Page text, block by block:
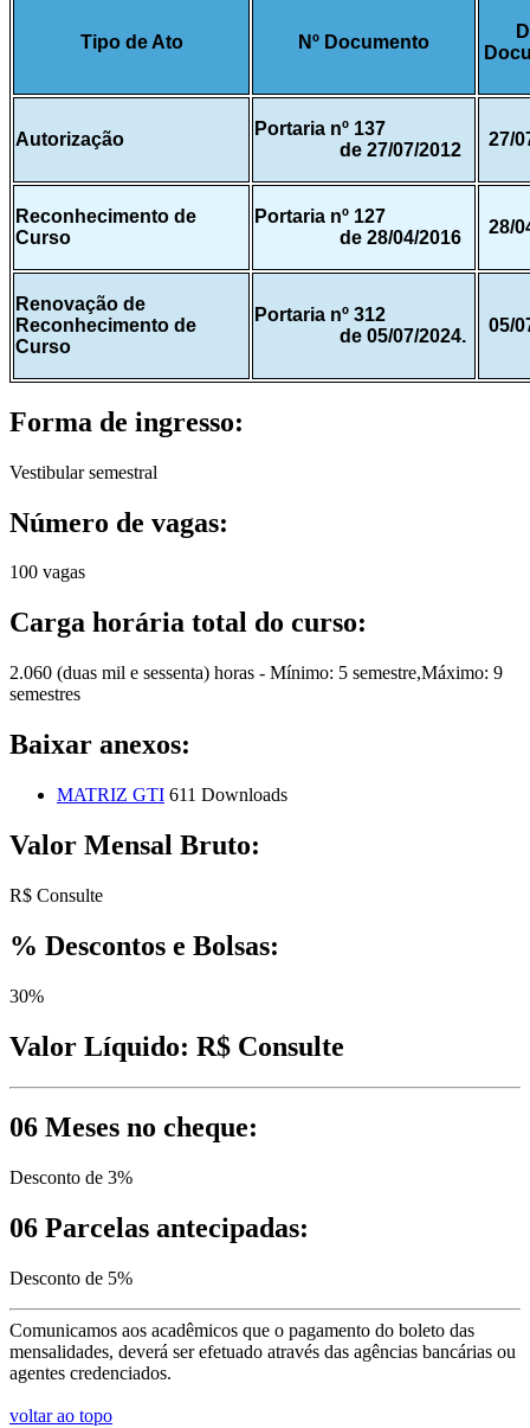
Tipo de Ato Nº Documento
Autorização
Portaria nº 137
de 27/07/2012
27/
Reconhecimento de
Curso
Portaria nº 127
de 28/04/2016
28/
Renovação de
Reconhecimento de
Curso
Portaria nº 312
de 05/07/2024.
05/
Forma de ingresso:
Vestibular semestral
Número de vagas:
100 vagas
Carga horária total do curso:
2.060 (duas mil e sessenta) horas - Mínimo: 5 semestre,Máximo: 9
semestres
Baixar anexos:
MATRIZ GTI 611 Downloads
Valor Mensal Bruto:
R$ Consulte
% Descontos e Bolsas:
30%
Valor Líquido: R$ Consulte
06 Meses no cheque:
Desconto de 3%
06 Parcelas antecipadas:
Desconto de 5%
Comunicamos aos acadêmicos que o pagamento do boleto das
mensalidades, deverá ser efetuado através das agências bancárias ou
agentes credenciados.
voltar ao topo